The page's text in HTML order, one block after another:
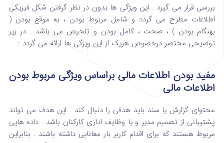
بررسی قرار می گیرد . این ویژگی ها بدون در نظر گرفتن شکل فیزیکی
اطلاعات مطرح می گردد و شامل مربوط بودن ، به موقع بودن (
بهنگام بودن ) ، صحت ، کامل بودن و تلخیص می باشد . در زیر
توضیحی مختصر درخصوص هریک از این ویژگی ها ارائه می گردد :
مفید بودن اطلاعات مالی براساس ویژگی مربوط بودن
اطلاعات مالی
محتوای گزارش یا سند باید هدفی را دنبال کند . این هدف می تواند
پشتیبانی از تصمیم مدیر و یا وظایف اداری کارکنان باشد . داده هایی
مربوط هستند که برای اقدام کاربر بار معانایی داشته باشند . بنابراین